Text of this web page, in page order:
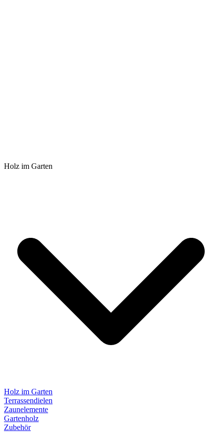
Holz im Garten
Holz im Garten
Terrassendielen
Zaunelemente
Gartenholz
Zubehör